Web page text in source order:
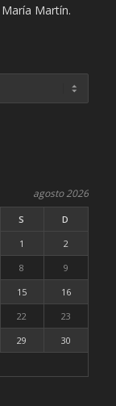
Martín.
agosto 2026
S
D
1
2
8
9
15
16
22
23
29
30